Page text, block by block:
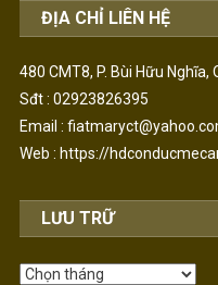
ĐỊA CHỈ LIÊN HỆ
480 CMT8, P. Bùi Hữu Nghĩa,
Sđt : 02923826395
Email :
Web : https://
LƯU TRỮ
Lưu